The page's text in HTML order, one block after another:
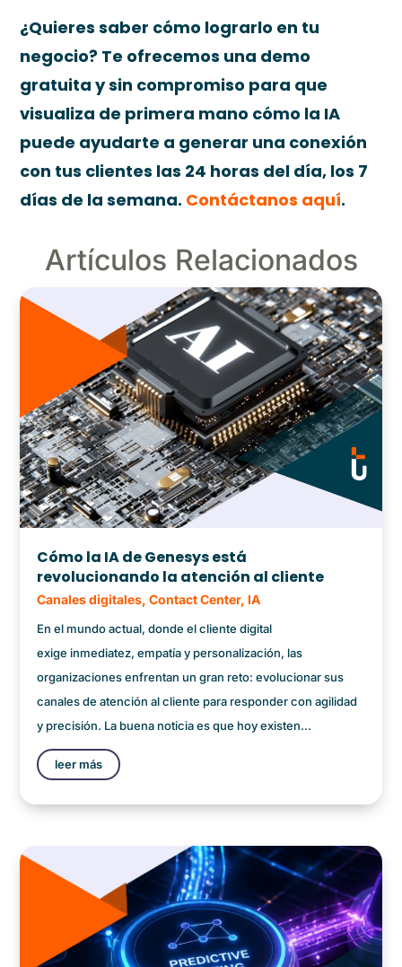
¿Quieres saber cómo lograrlo en tu
negocio? Te ofrecemos una demo
gratuita y sin compromiso para que
visualiza de primera mano cómo la IA
puede ayudarte a generar una conexión
con tus clientes las 24 horas del día, los 7
días de la semana. Contáctanos aquí.
Artículos Relacionados
Cómo la IA de Genesys está
revolucionando la atención al cliente
Canales digitales,Contact Center, IA
En el mundo actual, donde el cliente digital
exige inmediatez, empatía y personalización, las
organizaciones enfrentan un gran reto: evolucionar sus
canales de atención al cliente para responder con agilidad
y precisión. La buena noticia es que hoy existen...
leer más